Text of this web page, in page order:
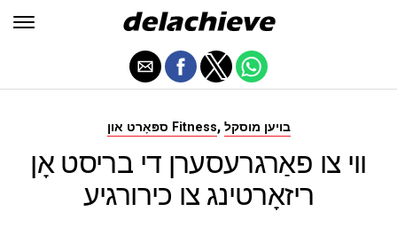
ספּאָרט און Fitness, בויען מוסקל
ווי צו פאַרגרעסערן די בריסט אָן
ריזאָרטינג צו כירורגיע